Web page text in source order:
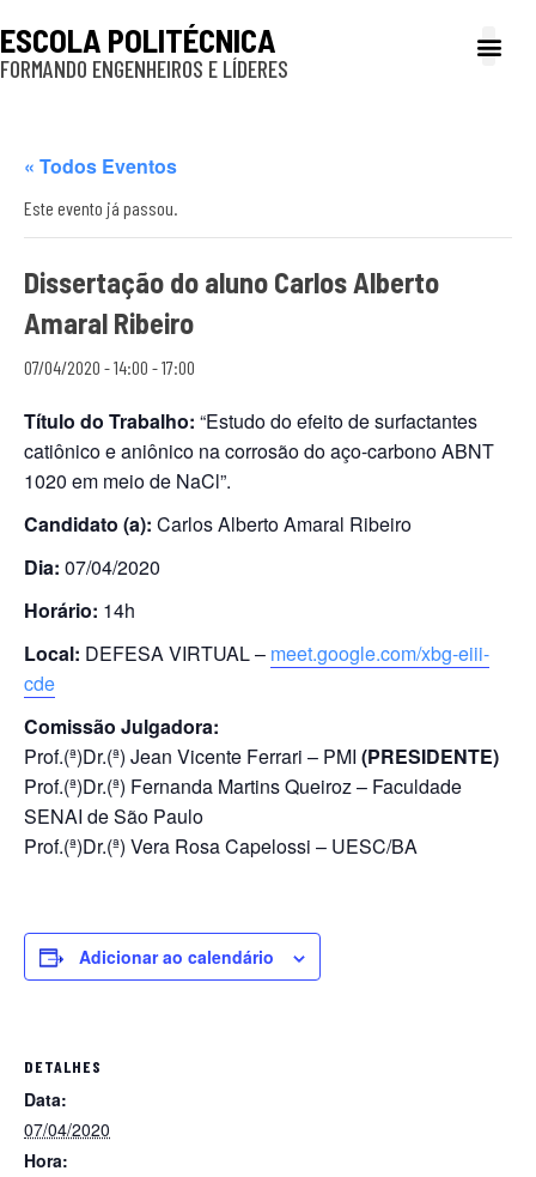
ESCOLA POLITÉCNICA
FORMANDO ENGENHEIROS E LÍDERES
« Todos Eventos
Este evento já passou.
Dissertação do aluno Carlos Alberto
Amaral Ribeiro
07/04/2020 - 14:00 -17:00
Título do Trabalho: “Estudo do efeito de surfactantes
catiônico e aniônico na corrosão do aço-carbono ABNT
1020 em meio de NaCl”.
Candidato (a): Carlos Alberto Amaral Ribeiro
Dia: 07/04/2020
Horário: 14h
Local: DEFESA VIRTUAL – meet.google.com/xbg-eiii-
cde
Comissão Julgadora:
Prof.(ª)Dr.(ª) Jean Vicente Ferrari – PMI (PRESIDENTE)
Prof.(ª)Dr.(ª) Fernanda Martins Queiroz – Faculdade
SENAI de São Paulo
Prof.(ª)Dr.(ª) Vera Rosa Capelossi – UESC/BA
Adicionar ao calendário
DETALHES
Data:
07/04/2020
Hora: